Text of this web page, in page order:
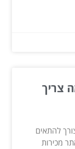
צריך
להתאים
מכירות